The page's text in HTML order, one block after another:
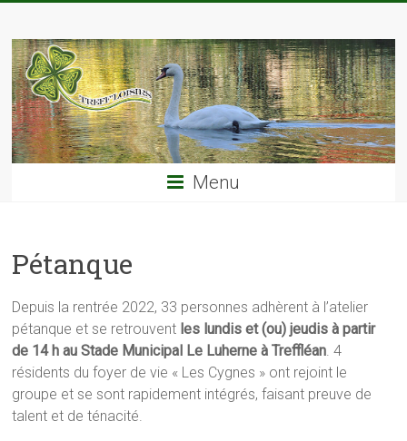
content
TREFF'LOISIRS
Menu
Pétanque
Depuis la rentrée 2022, 33 personnes adhèrent à l’atelier
pétanque et se retrouvent les lundis et (ou) jeudis à partir
de 14 h au Stade Municipal Le Luherne à Treffléan . 4
résidents du foyer de vie « Les Cygnes » ont rejoint le
groupe et se sont rapidement intégrés, faisant preuve de
talent et de ténacité.